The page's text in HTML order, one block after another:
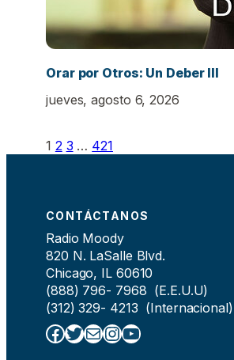
Orar por Otros: Un Deber III
jueves, agosto 6, 2026
1 2 3 … 421
CONTÁCTANOS
Radio Moody
820 N. LaSalle Blvd.
Chicago, IL 60610
(888) 796- 7968 (E.E.U.U)
(312) 329- 4213 (Internacional)
Facebook Twitter Correo electrónico InstagramYouTube